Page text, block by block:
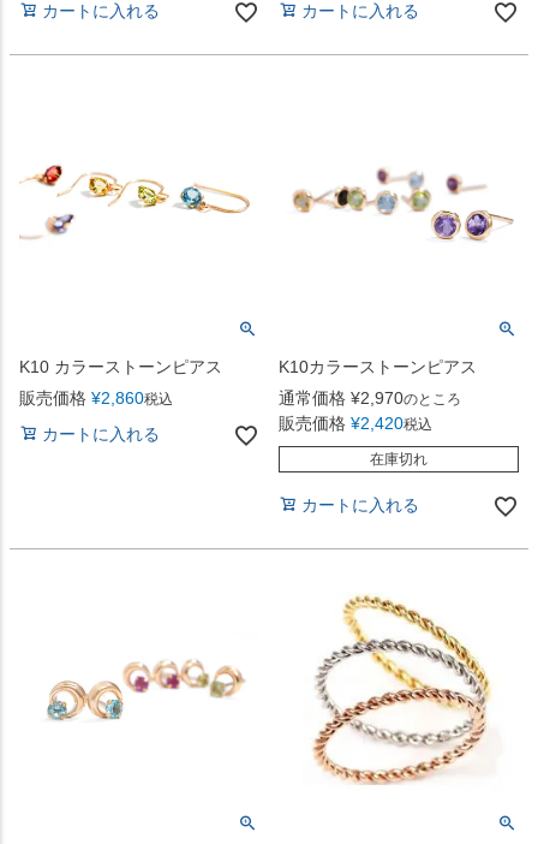
カートに入れる カートに入れる
K10 カラーストーンピアス
販売価格 ¥2,860税込
カートに入れる
K10カラーストーンピアス
通常価格 ¥2,970のところ
販売価格 ¥2,420税込
在庫切れ
カートに入れる